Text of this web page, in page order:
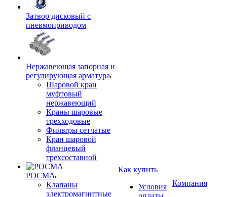
Затвор дисковый с
пневмоприводом
Нержавеющая запорная и
регулирующая арматура
Шаровой кран
муфтовый
нержавеющий
Краны шаровые
трехходовые
Фильтры сетчатые
Кран шаровой
фланцевый
трехсоставной
РОСМА
Клапаны
электромагнитные
Как купить
Условия
Компания